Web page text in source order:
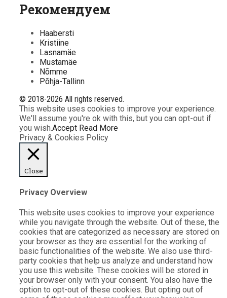
Рекомендуем
Haabersti
Kristiine
Lasnamäe
Mustamäe
Nõmme
Põhja-Tallinn
© 2018-2026 All rights reserved.
This website uses cookies to improve your experience.
We'll assume you're ok with this, but you can opt-out if
you wish.Accept Read More
Privacy & Cookies Policy
Close
Privacy Overview
This website uses cookies to improve your experience
while you navigate through the website. Out of these, the
cookies that are categorized as necessary are stored on
your browser as they are essential for the working of
basic functionalities of the website. We also use third-
party cookies that help us analyze and understand how
you use this website. These cookies will be stored in
your browser only with your consent. You also have the
option to opt-out of these cookies. But opting out of